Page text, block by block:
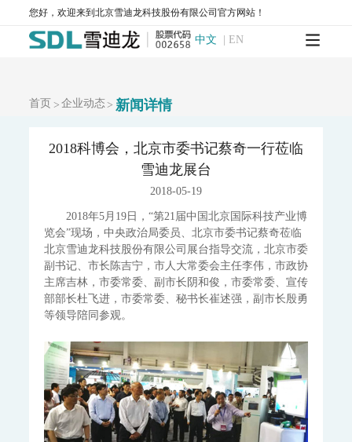
您好，欢迎来到北京雪迪龙科技股份有限公司官方网站！
中文 | EN
MODEL 2130-扬尘在线监测系统
AQMS-1100OU-恶臭自动监测系统
MODEL 2630-环境噪声自动监测仪
AQMS-900VI/VII-环境空气非甲烷总烃在线监测系统
AQMS-900TOFMS-多通道飞行时间质谱在线监测系统
MCS-900A-大气复合污染走航监测车
水环境监测
地表水监测系统
WQMS-900AI-数智化水质在线监测系统
WQMS-900-固定式水质自动监测系统
WQMS-900E-简易式水质自动监测系统
WQMS-900S-小型式水质自动监测系统
MODEL 9811-高锰酸盐指数水质在线自动监测仪
MODEL 9870-水质自动采样器
MODEL 2000-五参数水质在线自动监测仪
MODEL 9001-叶绿素a水质在线自动监测仪
MODEL 9002-藻密度水质在线自动监测仪
污染源水质监测系统
首页 > 企业动态> 新闻详情
2018科博会，北京市委书记蔡奇一行莅临
雪迪龙展台
2018-05-19
2018年5月19日，“第21届中国北京国际科技产业博
览会”现场，中央政治局委员、北京市委书记蔡奇莅临
北京雪迪龙科技股份有限公司展台指导交流，北京市委
副书记、市长陈吉宁，市人大常委会主任李伟，市政协
主席吉林，市委常委、副市长阴和俊，市委常委、宣传
部部长杜飞进，市委常委、秘书长崔述强，副市长殷勇
等领导陪同参观。